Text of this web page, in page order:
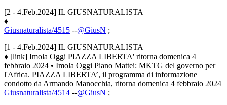
[2 - 4.Feb.2024] IL GIUSNATURALISTA
♦
Giusnaturalista/4515 --@GiusN ;
[1 - 4.Feb.2024] IL GIUSNATURALISTA
♦ [link] Imola Oggi PIAZZA LIBERTA' ritorna domenica 4
febbraio 2024 • Imola Oggi Piano Mattei: MKTG del governo per
l'Africa. PIAZZA LIBERTA’, il programma di informazione
condotto da Armando Manocchia, ritorna domenica 4 febbraio 2024
Giusnaturalista/4514 --@GiusN ;